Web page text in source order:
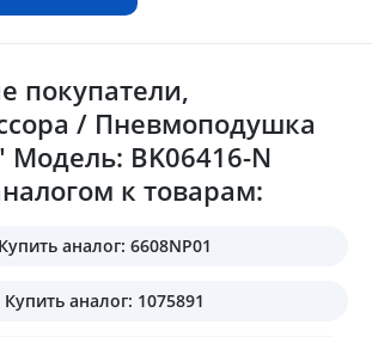
покупатели,
/ Пневмоподушка
Модель: BK06416-N
к товарам:
Купить аналог: 6608NP01
Купить аналог: 1075891